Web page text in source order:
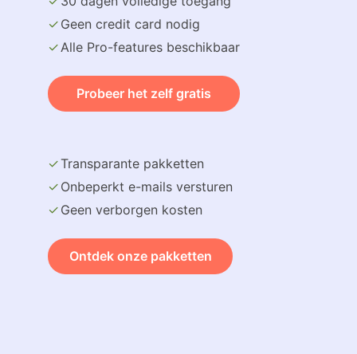
Geen credit card nodig
Alle Pro-features beschikbaar
Probeer het zelf gratis
Transparante pakketten
Onbeperkt e-mails versturen
Geen verborgen kosten
Ontdek onze pakketten